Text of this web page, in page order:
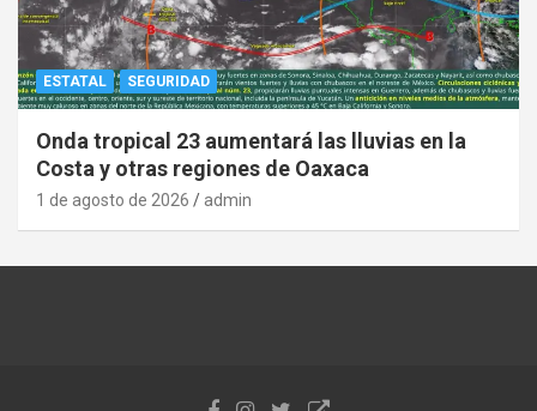
ESTATAL SEGURIDAD
Onda tropical 23 aumentará las lluvias en la
Costa y otras regiones de Oaxaca
1 de agosto de 2026 admin